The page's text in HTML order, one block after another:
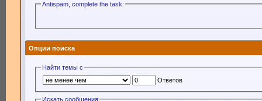
Antispam, complete the task:
Опции поиска
Найти темы с
Ответов
Искать сообщения